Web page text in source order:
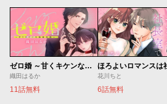
ゼロ婚 ～甘くキケンな極秘任務～
織田はるか
11話無料
花川ちと
6話無料